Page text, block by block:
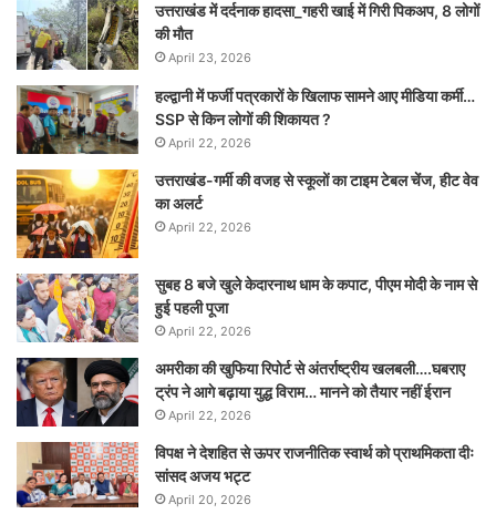
उत्तराखंड में दर्दनाक हादसा_गहरी खाई में गिरी पिकअप, 8 लोगों
की मौत
April 23, 2026
हल्द्वानी में फर्जी पत्रकारों के खिलाफ सामने आए मीडिया कर्मी…
SSP से किन लोगों की शिकायत ?
April 22, 2026
उत्तराखंड-गर्मी की वजह से स्कूलों का टाइम टेबल चेंज, हीट वेव
का अलर्ट
April 22, 2026
सुबह 8 बजे खुले केदारनाथ धाम के कपाट, पीएम मोदी के नाम से
हुई पहली पूजा
April 22, 2026
अमरीका की खुफिया रिपोर्ट से अंतर्राष्ट्रीय खलबली….घबराए
ट्रंप ने आगे बढ़ाया युद्ध विराम… मानने को तैयार नहीं ईरान
April 22, 2026
विपक्ष ने देशहित से ऊपर राजनीतिक स्वार्थ को प्राथमिकता दीः
सांसद अजय भट्ट
April 20, 2026